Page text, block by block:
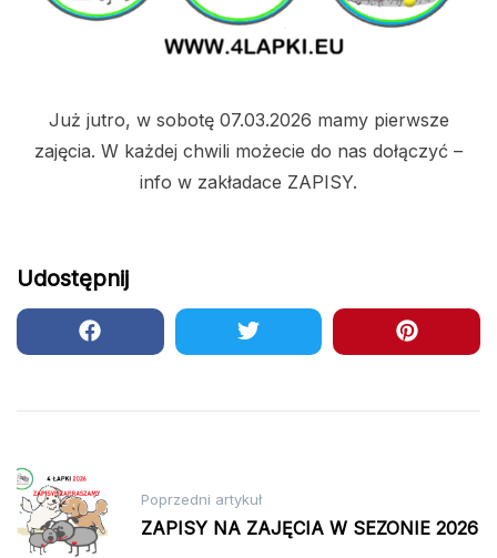
Już jutro, w sobotę 07.03.2026 mamy pierwsze
zajęcia. W każdej chwili możecie do nas dołączyć –
info w zakładace ZAPISY.
Udostępnij
Nawigacja
wpisu
Poprzedni artykuł
ZAPISY NA ZAJĘCIA W SEZONIE 2026